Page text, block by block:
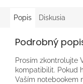
Popis Diskusia
Podrobný
Prosím zkontrolujte
kompatibilit. Pokud
Vaším notebookem